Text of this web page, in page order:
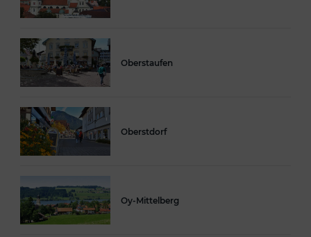
Oberstaufen
Oberstdorf
Oy-Mittelberg